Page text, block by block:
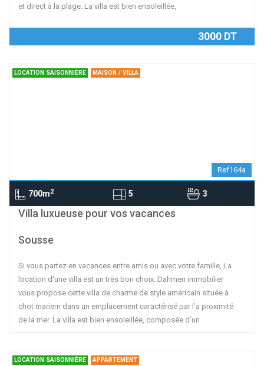
et direct à la plage. La villa est bien ensoleillée,
3000 DT
LOCATION SAISONNIÈRE MAISON / VILLA
Ref164a
700m2 5
3
Leaflet
contributors
Villa luxueuse pour vos vacances
Sousse
Si vous partez en vacances entre amis ou avec votre famille, La
location d'une villa est un très bon choix. Dahmen immobilier
vous propose cette villa de charme de style américain située à
chot mariem dans un emplacement caractérisé par l’a proximité
de la mer. La villa est bien ensoleillée, composée d’un
LOCATION SAISONNIÈRE APPARTEMENT